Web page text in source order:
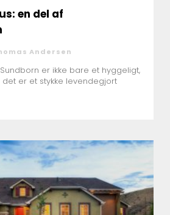
en del af
Andersen
er ikke bare et hyggeligt,
er et stykke levendegjort